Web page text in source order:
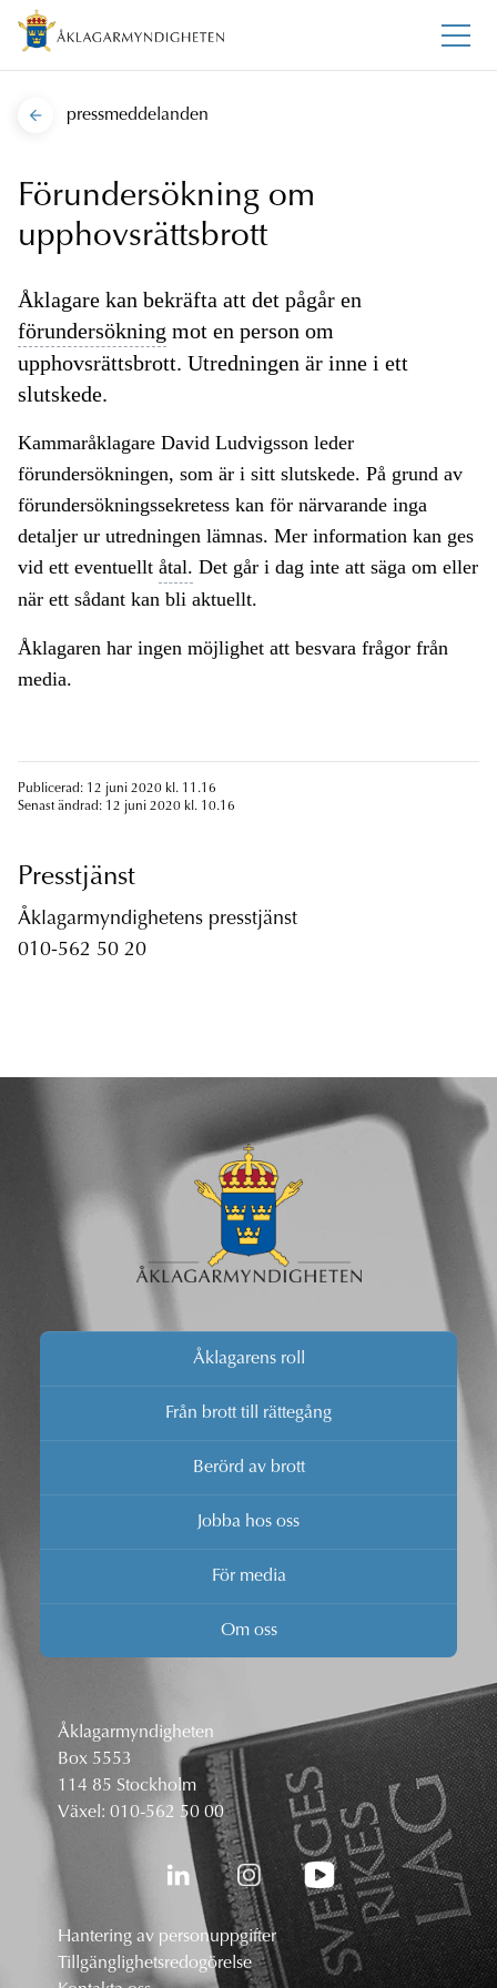
pressmeddelanden
Förundersökning om
upphovsrättsbrott
Åklagare kan bekräfta att det pågår en
förundersökning mot en person om
upphovsrättsbrott. Utredningen är inne i ett
slutskede.
Kammaråklagare David Ludvigsson leder
förundersökningen, som är i sitt slutskede. På grund av
förundersökningssekretess kan för närvarande inga
detaljer ur utredningen lämnas. Mer information kan ges
vid ett eventuellt åtal. Det går i dag inte att säga om eller
när ett sådant kan bli aktuellt.
Åklagaren har ingen möjlighet att besvara frågor från
media.
Publicerad: 12 juni 2020 kl. 11.16
Senast ändrad: 12 juni 2020 kl. 10.16
Presstjänst
Åklagarmyndighetens presstjänst
010-562 50 20
Åklagarens roll
Från brott till rättegång
Berörd av brott
Jobba hos oss
För media
Om oss
Åklagarmyndigheten
Box 5553
114 85 Stockholm
Växel: 010-562 50 00
Hantering av personuppgifter
Tillgänglighetsredogörelse